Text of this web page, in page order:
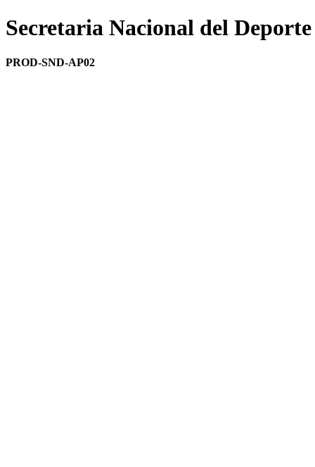
Secretaria Nacional del Deporte
PROD-SND-AP02